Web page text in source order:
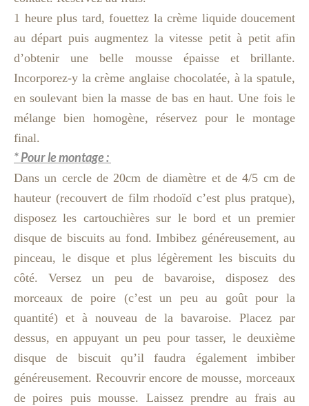
1 heure plus tard, fouettez la crème liquide doucement
au départ puis augmentez la vitesse petit à petit afin
d’obtenir une belle mousse épaisse et brillante.
Incorporez-y la crème anglaise chocolatée, à la spatule,
en soulevant bien la masse de bas en haut. Une fois le
mélange bien homogène, réservez pour le montage
final.
* Pour le montage :
Dans un cercle de 20cm de diamètre et de 4/5 cm de
hauteur (recouvert de film rhodoïd c’est plus pratque),
disposez les cartouchières sur le bord et un premier
disque de biscuits au fond. Imbibez généreusement, au
pinceau, le disque et plus légèrement les biscuits du
côté. Versez un peu de bavaroise, disposez des
morceaux de poire (c’est un peu au goût pour la
quantité) et à nouveau de la bavaroise. Placez par
dessus, en appuyant un peu pour tasser, le deuxième
disque de biscuit qu’il faudra également imbiber
généreusement. Recouvrir encore de mousse, morceaux
de poires puis mousse. Laissez prendre au frais au